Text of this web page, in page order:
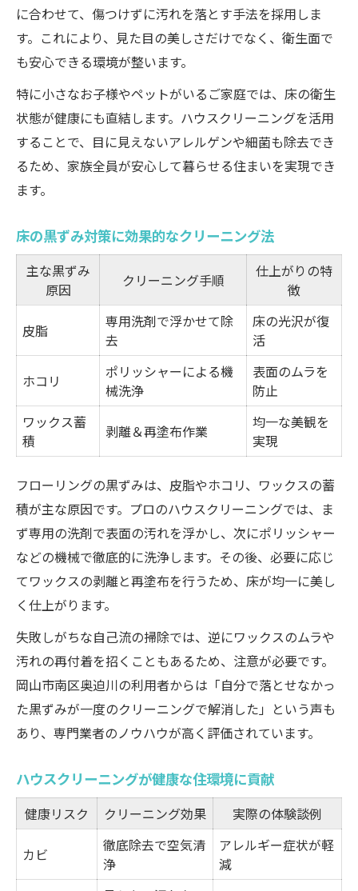
に合わせて、傷つけずに汚れを落とす手法を採用しま
す。これにより、見た目の美しさだけでなく、衛生面で
も安心できる環境が整います。
特に小さなお子様やペットがいるご家庭では、床の衛生
状態が健康にも直結します。ハウスクリーニングを活用
することで、目に見えないアレルゲンや細菌も除去でき
るため、家族全員が安心して暮らせる住まいを実現でき
ます。
床の黒ずみ対策に効果的なクリーニング法
主な黒ずみ
原因
クリーニング手順
仕上がりの特
徴
皮脂
専用洗剤で浮かせて除
去
床の光沢が復
活
ホコリ
ポリッシャーによる機
械洗浄
表面のムラを
防止
ワックス蓄
積
剥離＆再塗布作業
均一な美観を
実現
フローリングの黒ずみは、皮脂やホコリ、ワックスの蓄
積が主な原因です。プロのハウスクリーニングでは、ま
ず専用の洗剤で表面の汚れを浮かし、次にポリッシャー
などの機械で徹底的に洗浄します。その後、必要に応じ
てワックスの剥離と再塗布を行うため、床が均一に美し
く仕上がります。
失敗しがちな自己流の掃除では、逆にワックスのムラや
汚れの再付着を招くこともあるため、注意が必要です。
岡山市南区奥迫川の利用者からは「自分で落とせなかっ
た黒ずみが一度のクリーニングで解消した」という声も
あり、専門業者のノウハウが高く評価されています。
ハウスクリーニングが健康な住環境に貢献
健康リスク クリーニング効果 実際の体験談例
カビ
徹底除去で空気清
浄
アレルギー症状が軽
減